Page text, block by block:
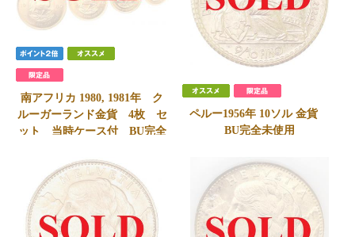
南アフリカ 1980, 1981年 ク
ルーガーランド金貨 4枚 セ
ット 当時ケース付 BU完全
SOLD
ペルー1956年 10ソル 金貨
BU完全未使用